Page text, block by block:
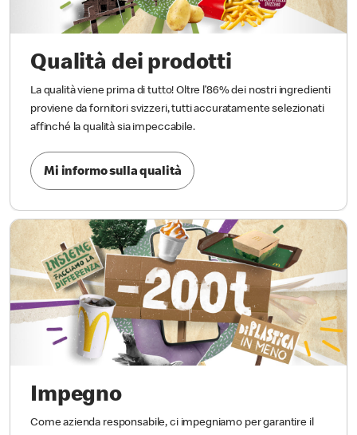
Qualità dei prodotti
La qualità viene prima di tutto! Oltre l’86% dei nostri ingredienti
proviene da fornitori svizzeri, tutti accuratamente selezionati
affinché la qualità sia impeccabile.
Mi informo sulla qualità
Impegno
Come azienda responsabile, ci impegniamo per garantire il